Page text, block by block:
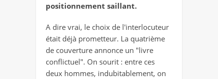
positionnement saillant.
A dire vrai, le choix de l'interlocuteur
était déjà prometteur. La quatrième
de couverture annonce un "livre
conflictuel". On sourit : entre ces
deux hommes, indubitablement, on